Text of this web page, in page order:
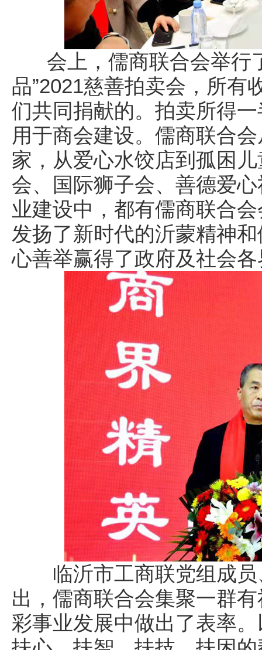
会上，儒商联合会举行
品”2021慈善拍卖会，所有
们共同捐献的。拍卖所得
用于商会建设。儒商联合
家，从爱心水饺店到孤困
会、国际狮子会、善德爱
业建设中，都有儒商联合
发扬了新时代的沂蒙精神
心善举赢得了政府及社会
临沂市工商联党组成员
出，儒商联合会集聚一群
彩事业发展中做出了表率